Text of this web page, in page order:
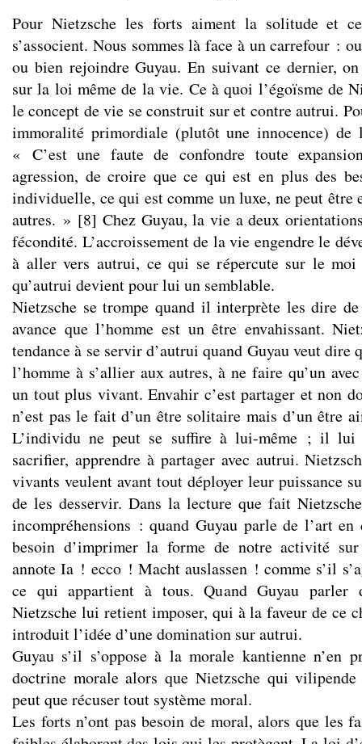
Pour Nietzsche les forts aiment la solitude et
s’associent. Nous sommes là face à un carrefour :
ou bien rejoindre Guyau. En suivant ce dernier,
sur la loi même de la vie. Ce à quoi l’égoïsme de
le concept de vie se construit sur et contre autrui.
immoralité primordiale (plutôt une innocence) de
« C’est une faute de confondre toute
agression, de croire que ce qui est en plus des
individuelle, ce qui est comme un luxe, ne peut être
autres. » [8] Chez Guyau, la vie a deux
fécondité. L’accroissement de la vie engendre le
à aller vers autrui, ce qui se répercute sur le
qu’autrui devient pour lui un semblable.
Nietzsche se trompe quand il interprète les dire
avance que l’homme est un être envahissant.
tendance à se servir d’autrui quand Guyau veut dire
l’homme à s’allier aux autres, à ne faire qu’un
un tout plus vivant. Envahir c’est partager et non
n’est pas le fait d’un être solitaire mais d’un être
L’individu ne peut se suffire à lui-même ; il lui
sacrifier, apprendre à partager avec autrui.
vivants veulent avant tout déployer leur puissance
de les desservir. Dans la lecture que fait
incompréhensions : quand Guyau parle de l’art en
besoin d’imprimer la forme de notre activité
annote Ia ! ecco ! Macht auslassen ! comme s’il
ce qui appartient à tous. Quand Guyau parler
Nietzsche lui retient imposer, qui à la faveur de ce
introduit l’idée d’une domination sur autrui.
Guyau s’il s’oppose à la morale kantienne n’en
doctrine morale alors que Nietzsche qui
peut que récuser tout système moral.
Les forts n’ont pas besoin de moral, alors que les